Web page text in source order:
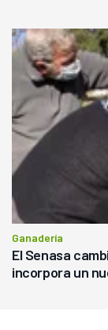
Ganadería
El Senasa
incorpora un